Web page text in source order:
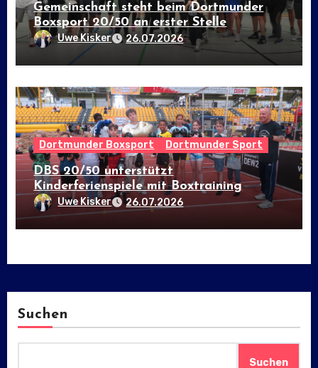
Gemeinschaft steht beim Dortmunder
Boxsport 20/50 an erster Stelle
Uwe Kisker 26.07.2026
Dortmunder Boxsport Dortmunder Sport
DBS 20/50 unterstützt
Kinderferienspiele mit Boxtraining
Uwe Kisker 26.07.2026
Suchen
Suchen